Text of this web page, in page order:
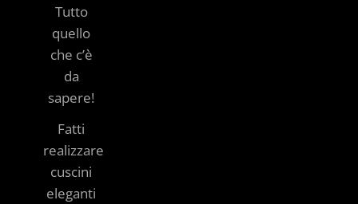
Tutto
quello
che c’è
da
sapere!
Fatti
realizzare
cuscini
eleganti